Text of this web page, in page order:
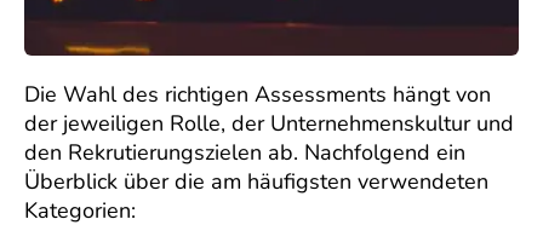
Die Wahl des richtigen Assessments hängt von
der jeweiligen Rolle, der Unternehmenskultur und
den Rekrutierungszielen ab. Nachfolgend ein
Überblick über die am häufigsten verwendeten
Kategorien: